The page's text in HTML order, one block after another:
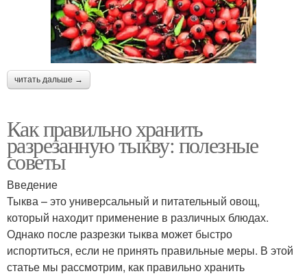
читать дальше →
Как правильно хранить
разрезанную тыкву: полезные
советы
Введение
Тыква – это универсальный и питательный овощ,
который находит применение в различных блюдах.
Однако после разрезки тыква может быстро
испортиться, если не принять правильные меры. В этой
статье мы рассмотрим, как правильно хранить